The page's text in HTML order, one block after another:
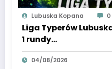
Lubuska Kopana 0
Liga Typerów
1 rundy…
04/08/2026